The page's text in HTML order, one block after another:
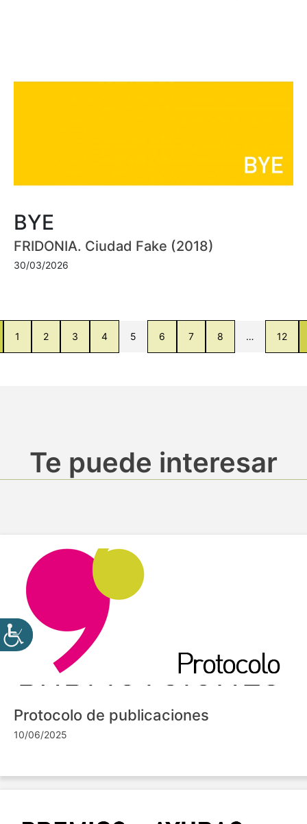
BYE
FRIDONIA. Ciudad Fake (2018)
30/03/2026
1 2 3 4 5 6 7 8 … 12
Te puede interesar
Protocolo de publicaciones
10/06/2025